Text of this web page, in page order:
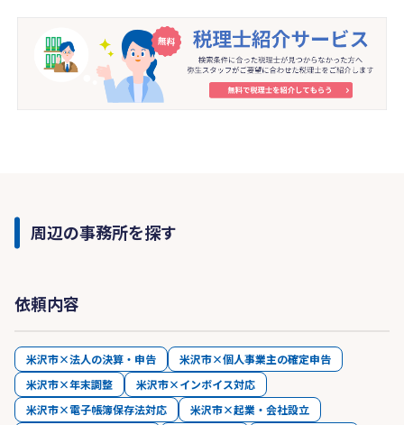
周辺の事務所を探す
依頼内容
米沢市×法人の決算・申告
米沢市×個人事業主の確定申告
米沢市×年末調整
米沢市×インボイス対応
米沢市×電子帳簿保存法対応
米沢市×起業・会社設立